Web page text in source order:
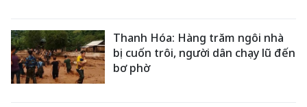
Thanh Hóa: Hàng trăm ngôi nhà
bị cuốn trôi, người dân chạy lũ đến
bơ phờ